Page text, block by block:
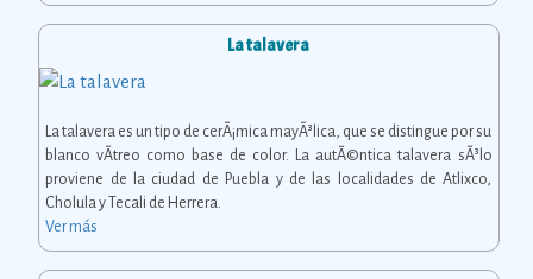
La talavera
La talavera es un tipo de cerÃ¡mica mayÃ³lica, que se distingue por su
blanco vÃ­treo como base de color. La autÃ©ntica talavera sÃ³lo
proviene de la ciudad de Puebla y de las localidades de Atlixco,
Cholula y Tecali de Herrera.
Ver más